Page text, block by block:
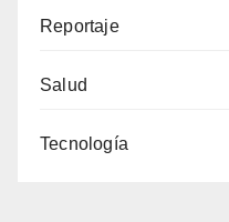
Reportaje
Salud
Tecnología